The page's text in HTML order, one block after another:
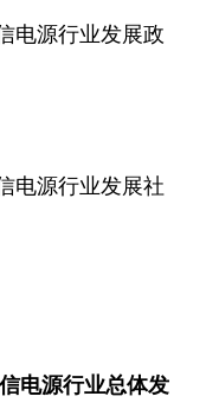
电源行业发展政
电源行业发展社
电源行业总体发